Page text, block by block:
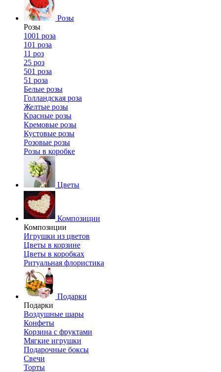
Розы
Розы
1001 роза
101 роза
11 роз
25 роз
501 роза
51 роза
Белые розы
Голландская роза
Желтые розы
Красные розы
Кремовые розы
Кустовые розы
Розовые розы
Розы в коробке
Цветы
Композиции
Композиции
Игрушки из цветов
Цветы в корзине
Цветы в коробках
Ритуальная флористика
Подарки
Подарки
Воздушные шары
Конфеты
Корзина с фруктами
Мягкие игрушки
Подарочные боксы
Свечи
Торты